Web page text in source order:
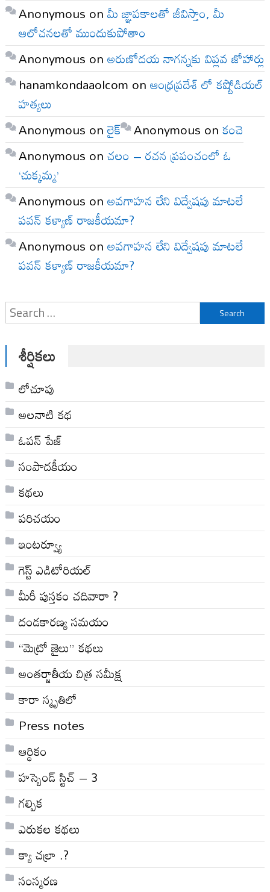
Anonymous onమీ జ్ఞాపకాలతో జీవిస్తాం, మీ
ఆలోచనలతో ముందుకుపోతాం
Anonymous onఅరుణోదయ నాగన్నకు విప్లవ జోహార్లు
hanamkondaaolcom onఆంధ్రప్రదేశ్ లో కష్టోడియల్
హత్యలు
Anonymous onలైక్ Anonymous onకంచె
Anonymous onచలం – రచన ప్రపంచంలో ఓ
‘చుక్కమ్మ’
Anonymous onఅవగాహన లేని విద్వేషపు మాటలే
పవన్ కళ్యాణ్ రాజకీయమా?
Anonymous onఅవగాహన లేని విద్వేషపు మాటలే
పవన్ కళ్యాణ్ రాజకీయమా?
Search
for:
శీర్షికలు
లోచూపు
అల‌నాటి క‌థ‌
ఓపన్ పేజ్
సంపాదకీయం
కథలు
పరిచయం
ఇంటర్వ్యూ
గెస్ట్ ఎడిటోరియల్
మీరీ పుస్తకం చదివారా ?
దండకారణ్య సమయం
“మెట్రో జైలు” కథలు
అంతర్జాతీయ చిత్ర సమీక్ష
కారా స్మృతిలో
Press notes
ఆర్ధికం
హస్బెండ్ స్టిచ్ – 3
గల్పిక
ఎరుకల కథలు
క్యా చల్రా .?
సంస్మరణ